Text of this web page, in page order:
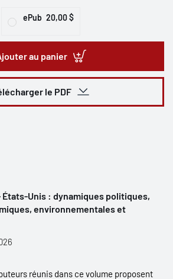
ePub 20,00 $
au panier
le PDF
États-Unis : dynamiques politiques,
environnementales et
réunis dans ce volume proposent